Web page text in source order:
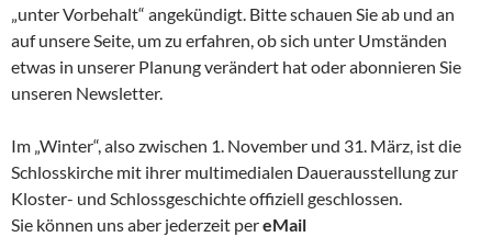
„unter Vorbehalt“ angekündigt. Bitte schauen Sie ab und an
auf unsere Seite, um zu erfahren, ob sich unter Umständen
etwas in unserer Planung verändert hat oder abonnieren Sie
unseren Newsletter.
Im „Winter“, also zwischen 1. November und 31. März, ist die
Schlosskirche mit ihrer multimedialen Dauerausstellung zur
Kloster- und Schlossgeschichte offiziell geschlossen.
Sie können uns aber jederzeit pereMail